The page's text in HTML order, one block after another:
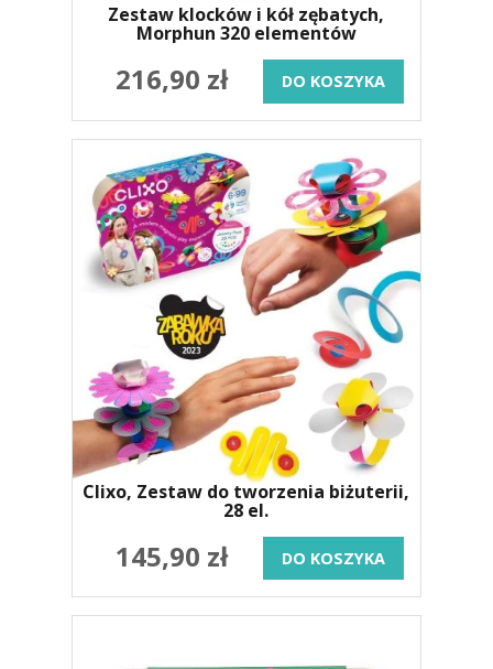
Zestaw klocków i kół zębatych,
Morphun 320 elementów
216,90 zł DO KOSZYKA
Clixo, Zestaw do tworzenia biżuterii,
28 el.
145,90 zł DO KOSZYKA